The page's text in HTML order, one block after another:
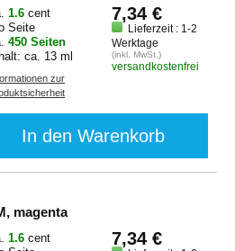
1.6 cent
Seite
450 Seiten
ca. 13 ml
zur
7,34 €
Lieferzeit : 1-2
Werktage
(inkl. MwSt.)
versandkostenfrei
In den Warenkorb
Druckerpatrone 29XL M, magenta
1.6 cent
7,34 €